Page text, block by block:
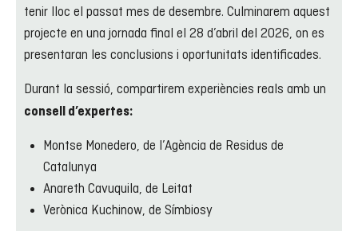
tenir lloc el passat mes de desembre. Culminarem aquest
projecte en una jornada final el 28 d’abril del 2026, on es
presentaran les conclusions i oportunitats identificades.
Durant la sessió, compartirem experiències reals amb un
consell d’expertes:
Montse Monedero, de l’Agència de Residus de
Catalunya
Anareth Cavuquila, de Leitat
Verònica Kuchinow, de Símbiosy